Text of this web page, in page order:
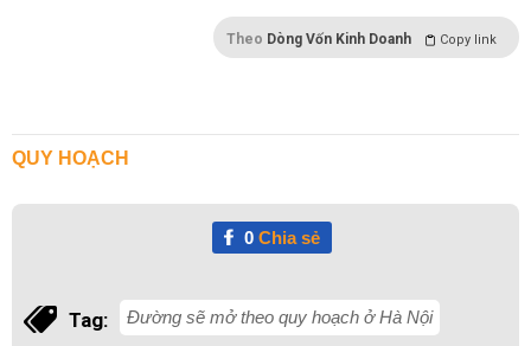
Theo Dòng Vốn Kinh Doanh Copy link
QUY HOẠCH
0Chia sẻ
Tag: Đường sẽ mở theo quy hoạch ở Hà Nội